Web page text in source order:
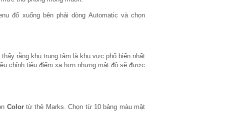
đổ xuống bên phải dòng Automatic và chọn
rằng khu trung tâm là khu vực phổ biến nhất
chỉnh tiêu điểm xa hơn nhưng mật độ sẽ được
Colortừ thẻ Marks. Chọn từ 10 bảng màu mật